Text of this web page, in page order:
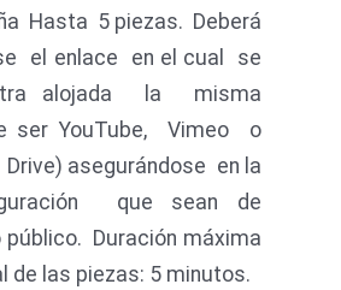
Hasta 5 piezas. Deberá
el enlace en el cual se
alojada la misma
ser YouTube, Vimeo o
Drive) asegurándose en la
que sean de
público. Duración máxima
de las piezas: 5 minutos.